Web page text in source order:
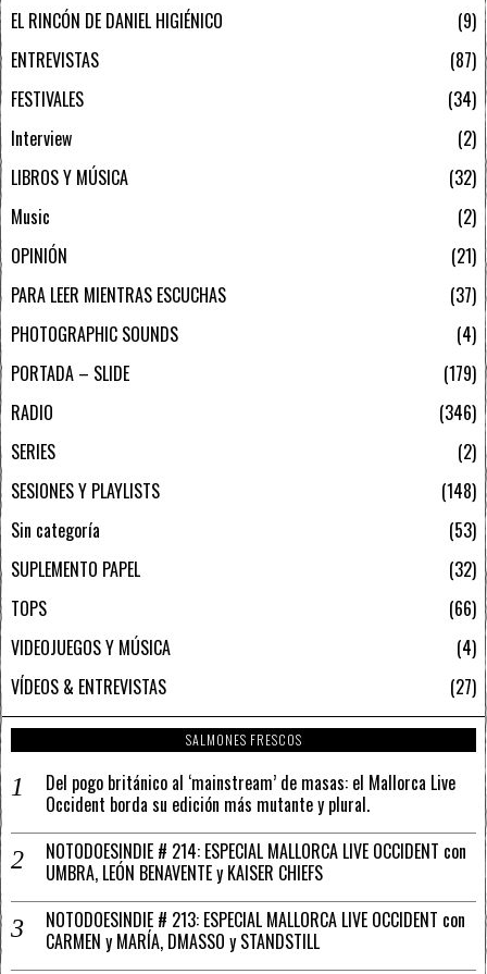
EL RINCÓN DE DANIEL HIGIÉNICO
9
ENTREVISTAS
87
FESTIVALES
34
Interview
2
LIBROS Y MÚSICA
32
Music
2
OPINIÓN
21
PARA LEER MIENTRAS ESCUCHAS
37
PHOTOGRAPHIC SOUNDS
4
PORTADA – SLIDE
179
RADIO
346
SERIES
2
SESIONES Y PLAYLISTS
148
Sin categoría
53
SUPLEMENTO PAPEL
32
TOPS
66
VIDEOJUEGOS Y MÚSICA
4
VÍDEOS & ENTREVISTAS
27
SALMONES FRESCOS
Del pogo británico al ‘mainstream’ de masas: el Mallorca Live
Occident borda su edición más mutante y plural.
NOTODOESINDIE # 214: ESPECIAL MALLORCA LIVE OCCIDENT con
UMBRA, LEÓN BENAVENTE y KAISER CHIEFS
NOTODOESINDIE # 213: ESPECIAL MALLORCA LIVE OCCIDENT con
CARMEN y MARÍA, DMASSO y STANDSTILL